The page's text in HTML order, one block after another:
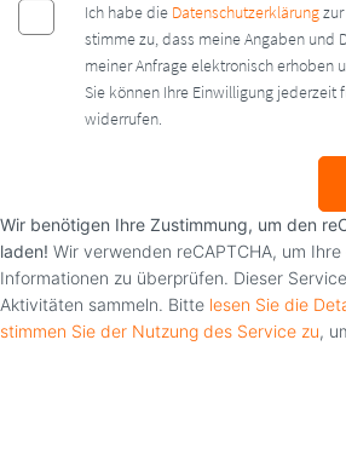
Ich habe die Datenschutzerklärung
stimme zu, dass meine Angaben und
meiner Anfrage elektronisch erhoben
Sie können Ihre Einwilligung jederzeit
widerrufen.
Wir benötigen Ihre Zustimmung, um den
laden! Wir verwenden reCAPTCHA, um
Informationen zu überprüfen. Dieser
Aktivitäten sammeln. Bitte lesen Sie die
stimmen Sie der Nutzung des Service zu,